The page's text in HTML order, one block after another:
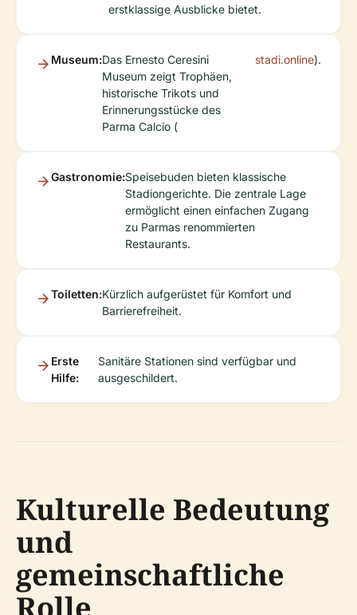
erstklassige Ausblicke bietet.
Museum:Das Ernesto Ceresini
Museum zeigt Trophäen,
historische Trikots und
Erinnerungsstücke des
Parma Calcio (
stadi.online).
Gastronomie:Speisebuden bieten klassische
Stadiongerichte. Die zentrale Lage
ermöglicht einen einfachen Zugang
zu Parmas renommierten
Restaurants.
Toiletten:Kürzlich aufgerüstet für Komfort und
Barrierefreiheit.
Erste
Hilfe:
Sanitäre Stationen sind verfügbar und
ausgeschildert.
Kulturelle Bedeutung
und
gemeinschaftliche